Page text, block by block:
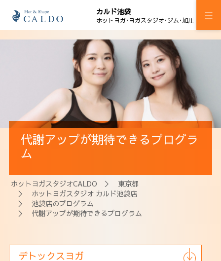
カルド池袋
ホットヨガ･ヨガスタジオ･ジム･加圧
スケジュール
マピラセミ
ジム
料金
ウェルチケ
アクセス
代謝アップが期待できるプログラ
ム
ホットヨガスタジオCALDO ＞ 東京都
＞ ホットヨガスタジオ カルド池袋店
＞ 池袋店のプログラム
＞ 代謝アップが期待できるプログラム
デトックスヨガ